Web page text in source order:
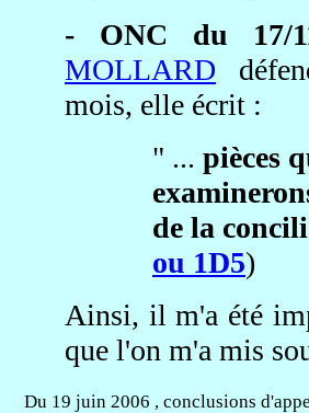
- ONC du 17/
MOLLARD
mois, elle écrit :
" ... pièces
de la
ou 1D5)
Ainsi, il m'a été
que l'on m'a mis
Du 19 juin 2006 , conclusions